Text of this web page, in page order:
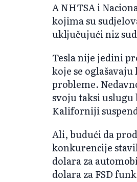
A NHTSA i
kojima su
uključujući niz
Tesla nije jedini
koje se
probleme.
svoju taksi uslugu
Kaliforniji
Ali, budući da
konkurencije
dolara za
dolara za FSD